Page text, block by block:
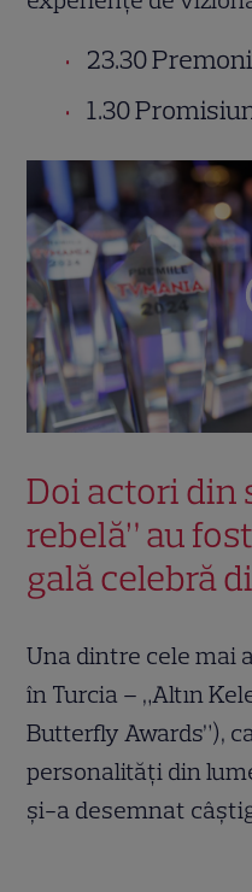
23.30
1.30
Doi actori din
rebelă” au
gală celebră
Una dintre cele mai
în Turcia – „Altın
Butterfly Awards”),
personalități din
și-a desemnat